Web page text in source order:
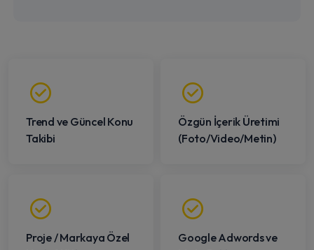
Trend ve Güncel Konu
Takibi
Özgün İçerik Üretimi
(Foto/Video/Metin)
Proje / Markaya Özel
Google Adwords ve